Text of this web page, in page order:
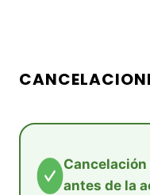
antes de la